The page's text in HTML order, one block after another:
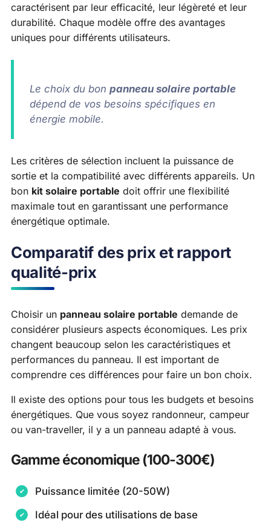
caractérisent par leur efficacité, leur légèreté et leur
durabilité. Chaque modèle offre des avantages
uniques pour différents utilisateurs.
Le choix du bon panneau solaire portable
dépend de vos besoins spécifiques en
énergie mobile.
Les critères de sélection incluent la puissance de
sortie et la compatibilité avec différents appareils. Un
bon kit solaire portable doit offrir une flexibilité
maximale tout en garantissant une performance
énergétique optimale.
Comparatif des prix et rapport
qualité-prix
Choisir un panneau solaire portable demande de
considérer plusieurs aspects économiques. Les prix
changent beaucoup selon les caractéristiques et
performances du panneau. Il est important de
comprendre ces différences pour faire un bon choix.
Il existe des options pour tous les budgets et besoins
énergétiques. Que vous soyez randonneur, campeur
ou van-traveller, il y a un panneau adapté à vous.
Gamme économique (100-300€)
Puissance limitée (20-50W)
Idéal pour des utilisations de base